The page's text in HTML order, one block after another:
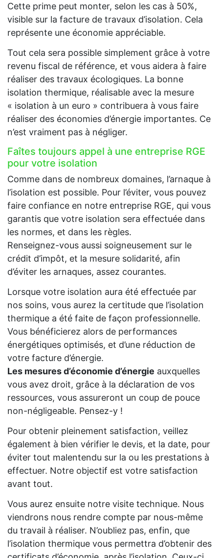
Cette prime peut monter, selon les cas à 50%,
visible sur la facture de travaux d’isolation. Cela
représente une économie appréciable.
Tout cela sera possible simplement grâce à votre
revenu fiscal de référence, et vous aidera à faire
réaliser des travaux écologiques. La bonne
isolation thermique, réalisable avec la mesure
« isolation à un euro » contribuera à vous faire
réaliser des économies d’énergie importantes. Ce
n’est vraiment pas à négliger.
Faîtes toujours appel à une entreprise RGE
pour votre isolation
Comme dans de nombreux domaines, l’arnaque à
l’isolation est possible. Pour l’éviter, vous pouvez
faire confiance en notre entreprise RGE, qui vous
garantis que votre isolation sera effectuée dans
les normes, et dans les règles.
Renseignez-vous aussi soigneusement sur le
crédit d’impôt, et la mesure solidarité, afin
d’éviter les arnaques, assez courantes.
Lorsque votre isolation aura été effectuée par
nos soins, vous aurez la certitude que l’isolation
thermique a été faite de façon professionnelle.
Vous bénéficierez alors de performances
énergétiques optimisés, et d’une réduction de
votre facture d’énergie.
Les mesures d’économie d’énergie auxquelles
vous avez droit, grâce à la déclaration de vos
ressources, vous assureront un coup de pouce
non-négligeable. Pensez-y !
Pour obtenir pleinement satisfaction, veillez
également à bien vérifier le devis, et la date, pour
éviter tout malentendu sur la ou les prestations à
effectuer. Notre objectif est votre satisfaction
avant tout.
Vous aurez ensuite notre visite technique. Nous
viendrons nous rendre compte par nous-même
du travail à réaliser. N’oubliez pas, enfin, que
l’isolation thermique vous permettra d’obtenir des